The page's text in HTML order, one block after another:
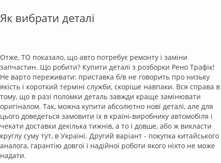
Як вибрати деталі
Отже, ТО показало, що авто потребує ремонту і заміни
запчастин. Що робити? Купити деталі з розборки Рено Трафік!
Не варто переживати: приставка б/в не говорить про низьку
якість і короткий терміні служби, скоріше навпаки. Вся справа в
тому, що в разі поломки деталь завжди краще замінювати
оригіналом. Так, можна купити абсолютно нові деталі, але для
цього доведеться замовити їх в країні-виробнику автомобіля і
чекати доставки декілька тижнів, а то і довше, або ж викласти
круглу суму тут, в Україні. Другий варіант - покупка китайського
аналога, гарантію довгої і надійної роботи якого ніхто не може
надати.